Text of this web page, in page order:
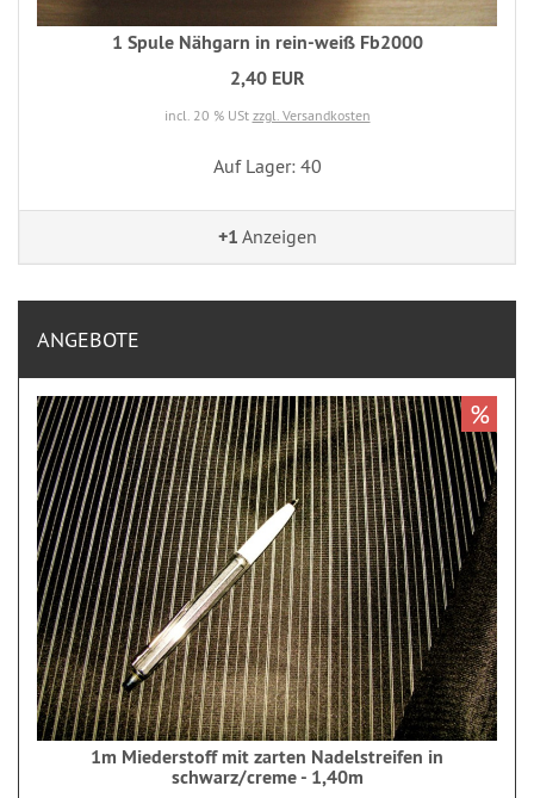
1 Spule Nähgarn in rein-weiß Fb2000
2,40 EUR
incl. 20 % USt zzgl. Versandkosten
Auf Lager: 40
+1 Anzeigen
ANGEBOTE
1m Miederstoff mit zarten Nadelstreifen in
schwarz/creme - 1,40m
%